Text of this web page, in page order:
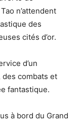
n’attendent
des
cités d’or.
d’un
combats et
fantastique.
à bord du Grand